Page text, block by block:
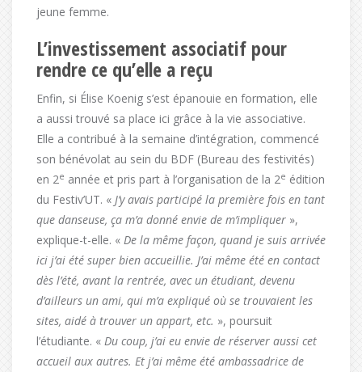
jeune femme.
L’investissement associatif pour
rendre ce qu’elle a reçu
Enfin, si Élise Koenig s’est épanouie en formation, elle
a aussi trouvé sa place ici grâce à la vie associative.
Elle a contribué à la semaine d’intégration, commencé
son bénévolat au sein du BDF (Bureau des festivités)
en 2e année et pris part à l’organisation de la 2e édition
du Festiv’UT. « J’y avais participé la première fois en tant
que danseuse, ça m’a donné envie de m’impliquer »,
explique-t-elle. « De la même façon, quand je suis arrivée
ici j’ai été super bien accueillie. J’ai même été en contact
dès l’été, avant la rentrée, avec un étudiant, devenu
d’ailleurs un ami, qui m’a expliqué où se trouvaient les
sites, aidé à trouver un appart, etc. », poursuit
l’étudiante. « Du coup, j’ai eu envie de réserver aussi cet
accueil aux autres. Et j’ai même été ambassadrice de